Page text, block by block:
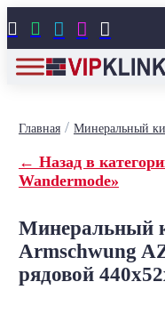
    
Главная/ Минеральный
← Назад в
Wandermode»
Минеральный
Armschwung
рядовой